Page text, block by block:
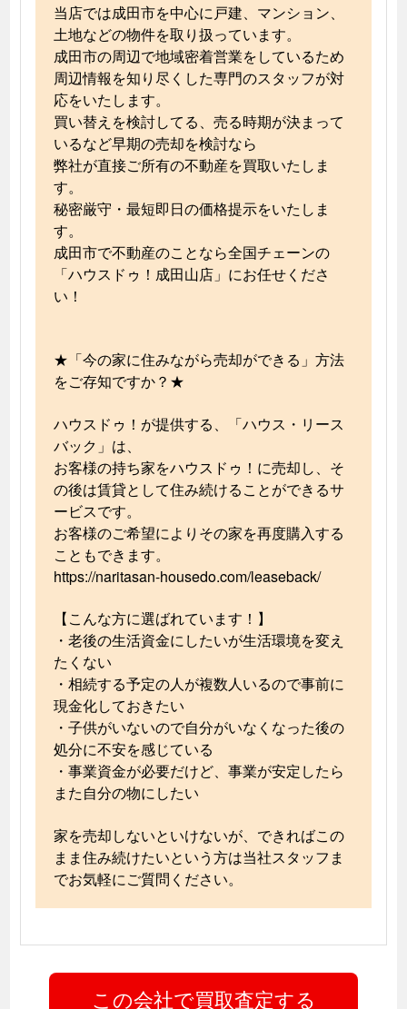
当店では成田市を中心に戸建、マンション、
土地などの物件を取り扱っています。
成田市の周辺で地域密着営業をしているため
周辺情報を知り尽くした専門のスタッフが対
応をいたします。
買い替えを検討してる、売る時期が決まって
いるなど早期の売却を検討なら
弊社が直接ご所有の不動産を買取いたしま
す。
秘密厳守・最短即日の価格提示をいたしま
す。
成田市で不動産のことなら全国チェーンの
「ハウスドゥ！成田山店」にお任せくださ
い！
★「今の家に住みながら売却ができる」方法
をご存知ですか？★
ハウスドゥ！が提供する、「ハウス・リース
バック」は、
お客様の持ち家をハウスドゥ！に売却し、そ
の後は賃貸として住み続けることができるサ
ービスです。
お客様のご希望によりその家を再度購入する
こともできます。
https://naritasan-housedo.com/leaseback/
【こんな方に選ばれています！】
・老後の生活資金にしたいが生活環境を変え
たくない
・相続する予定の人が複数人いるので事前に
現金化しておきたい
・子供がいないので自分がいなくなった後の
処分に不安を感じている
・事業資金が必要だけど、事業が安定したら
また自分の物にしたい
家を売却しないといけないが、できればこの
まま住み続けたいという方は当社スタッフま
でお気軽にご質問ください。